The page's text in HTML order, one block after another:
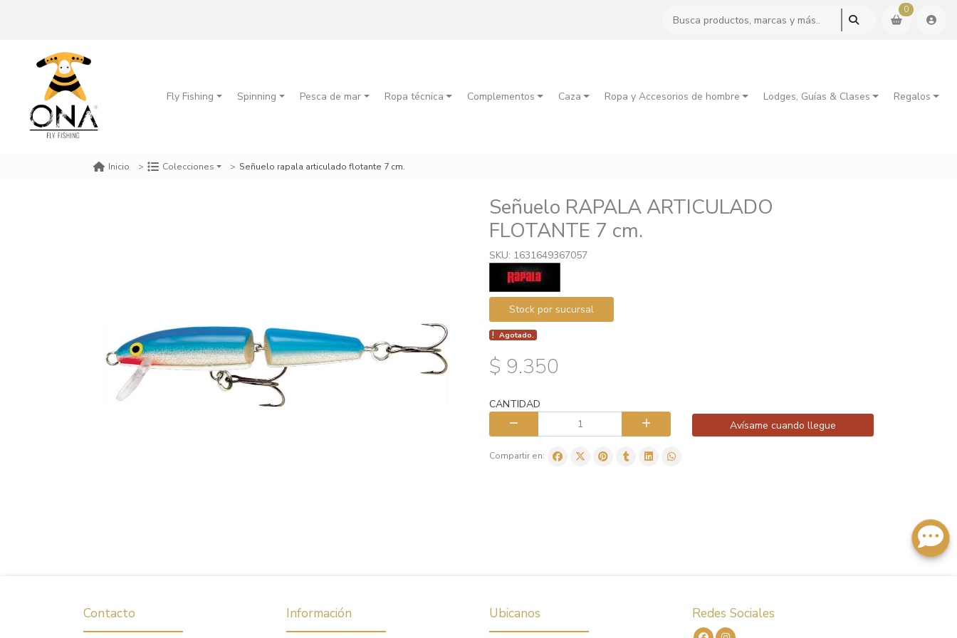
0
Fly Fishing Spinning Pesca de mar Ropa técnica Complementos Caza Ropa y Accesorios de hombre Lodges, Guías & Clases Regalos
Inicio Colecciones Señuelo rapala articulado flotante 7 cm.
Señuelo RAPALA ARTICULADO
FLOTANTE 7 cm.
SKU: 1631649367057
Stock por sucursal
Agotado.
$ 9.350
CANTIDAD
Avísame cuando llegue
Compartir en:
Contacto Información Ubicanos Redes Sociales